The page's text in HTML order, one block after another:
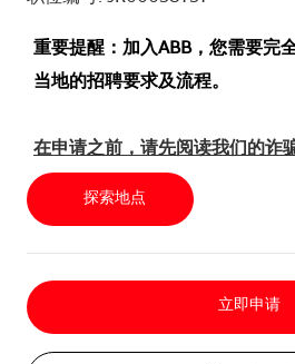
重要提醒：加入ABB，您需要完
当地的招聘要求及流程。
在申请之前，请先阅读我们的诈
探索地点
立即申请